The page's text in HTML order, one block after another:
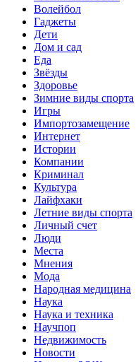
Волейбол
Гаджеты
Дети
Дом и сад
Еда
Звёзды
Здоровье
Зимние виды спорта
Игры
Импортозамещение
Интернет
Истории
Компании
Криминал
Культура
Лайфхаки
Летние виды спорта
Личный счет
Люди
Места
Мнения
Мода
Народная медицина
Наука
Наука и техника
Научпоп
Недвижимость
Новости